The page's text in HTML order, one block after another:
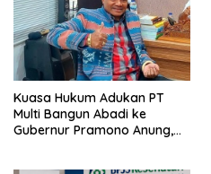
Kuasa Hukum Adukan PT
Multi Bangun Abadi ke
Gubernur Pramono Anung,